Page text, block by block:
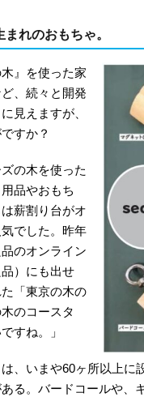
れのおもちゃ。
』を使った家
、続々と開発
見えますが、
すか？
の木を使った
品やおもち
薪割り台がオ
でした。昨年
のオンライン
）にも出せ
「東京の木の
のコースタ
すね。」
は、いまや60ヶ所以上
る。バードコールや、